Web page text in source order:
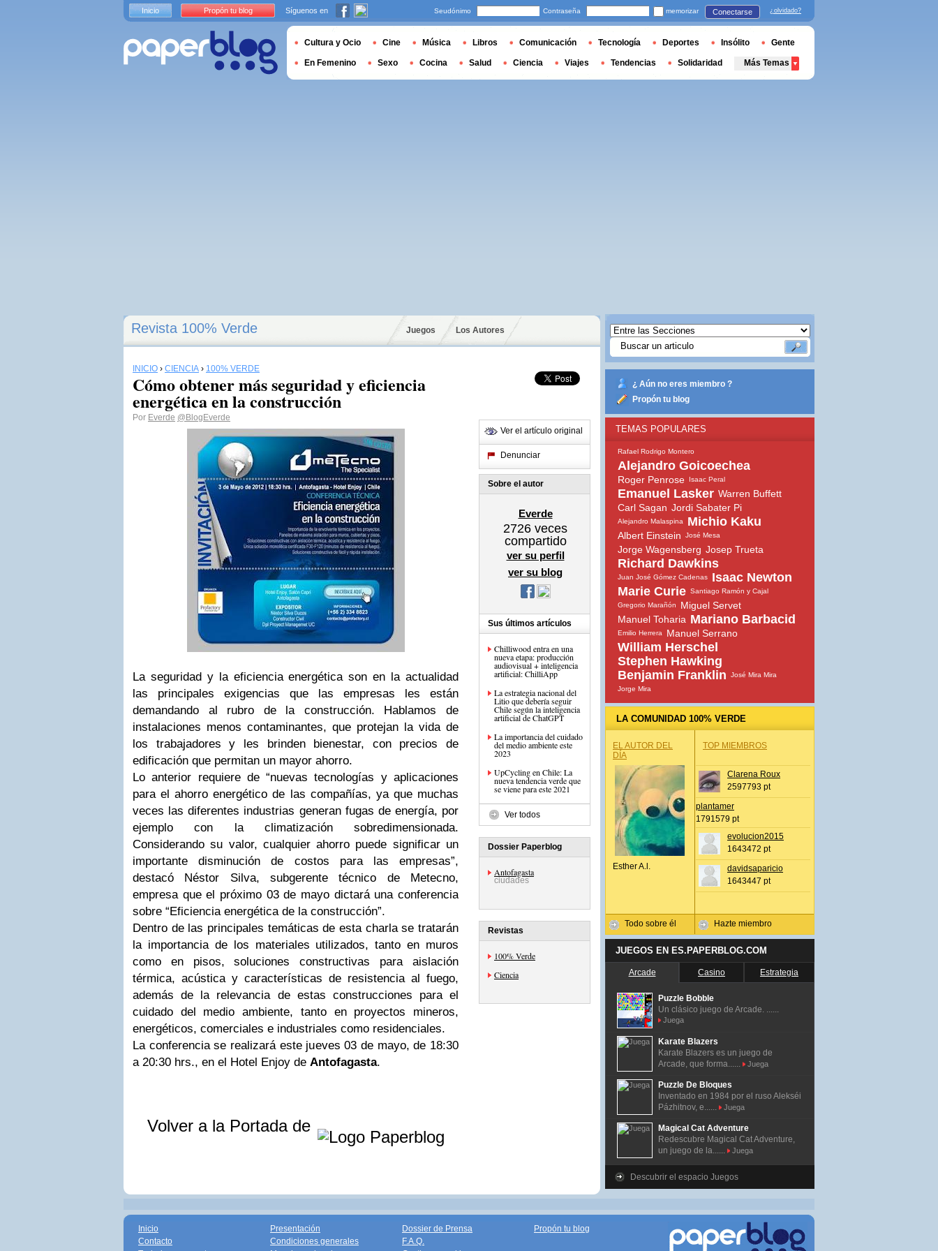
Revista 100% Verde Juegos Los Autores
INICIO › CIENCIA › 100% VERDE
Cómo obtener más seguridad y eficiencia
energética en la construcción
Por Everde @BlogEverde
La seguridad y la eficiencia energética son en la actualidad
las principales exigencias que las empresas les están
demandando al rubro de la construcción. Hablamos de
instalaciones menos contaminantes, que protejan la vida de
los trabajadores y les brinden bienestar, con precios de
edificación que permitan un mayor ahorro.
Lo anterior requiere de “nuevas tecnologías y aplicaciones
para el ahorro energético de las compañías, ya que muchas
veces las diferentes industrias generan fugas de energía, por
ejemplo con la climatización sobredimensionada.
Considerando su valor, cualquier ahorro puede significar un
importante disminución de costos para las empresas”,
destacó Néstor Silva, subgerente técnico de Metecno,
empresa que el próximo 03 de mayo dictará una conferencia
sobre “Eficiencia energética de la construcción”.
Dentro de las principales temáticas de esta charla se tratarán
la importancia de los materiales utilizados, tanto en muros
como en pisos, soluciones constructivas para aislación
térmica, acústica y características de resistencia al fuego,
además de la relevancia de estas construcciones para el
cuidado del medio ambiente, tanto en proyectos mineros,
energéticos, comerciales e industriales como residenciales.
La conferencia se realizará este jueves 03 de mayo, de 18:30
a 20:30 hrs., en el Hotel Enjoy de Antofagasta.
Volver a la Portada de
Ver el artículo original
Denunciar
Sobre el autor
Everde
2726 veces
compartido
ver su perfil
ver su blog
Sus últimos artículos
Chilliwood entra en una
nueva etapa: producción
audiovisual + inteligencia
artificial: ChilliApp
La estrategia nacional del
Litio que debería seguir
Chile según la inteligencia
artificial de ChatGPT
La importancia del cuidado
del medio ambiente este
2023
UpCycling en Chile: La
nueva tendencia verde que
se viene para este 2021
Ver todos
Dossier Paperblog
Antofagasta
ciudades
Revistas
100% Verde
Ciencia
¿ Aún no eres miembro ?
Propón tu blog
TEMAS POPULARES
Rafael Rodrigo Montero
Alejandro Goicoechea
Roger Penrose Isaac Peral
Emanuel Lasker Warren Buffett
Carl Sagan Jordi Sabater Pi
Alejandro Malaspina Michio Kaku
Albert Einstein José Mesa
Jorge Wagensberg Josep Trueta
Richard Dawkins
Juan José Gómez Cadenas
Isaac Newton
Marie Curie Santiago Ramón y Cajal
Gregorio Marañón
Miguel Servet
Manuel Toharia Mariano Barbacid
Emilio Herrera Manuel Serrano
William Herschel
Stephen Hawking
Benjamin Franklin
José Mira Mira
Jorge Mira
LA COMUNIDAD 100% VERDE
EL AUTOR DEL
DÍA
Esther A.l.
Todo sobre él
TOP MIEMBROS
Clarena Roux
2597793 pt
plantamer
1791579 pt
evolucion2015
1643472 pt
davidsaparicio
1643447 pt
Hazte miembro
JUEGOS EN ES.PAPERBLOG.COM
Arcade Casino Estrategia
Puzzle Bobble
Un clásico juego de Arcade. ......
Juega
Karate Blazers
Karate Blazers es un juego de
Arcade, que forma......
Juega
Puzzle De Bloques
Inventado en 1984 por el ruso Alekséi
Pázhitnov, e......
Juega
Magical Cat Adventure
Redescubre Magical Cat Adventure,
un juego de la......
Juega
Descubrir el espacio Juegos
Inicio Propón tu blog Síguenos en Seudónimo Contraseña memorizar Conectarse ¿olvidado?
Cultura y Ocio Cine Música Libros Comunicación Tecnología Deportes Insólito Gente
En Femenino Sexo Cocina Salud Ciencia Viajes Tendencias Solidaridad Más Temas
Inicio
Contacto
Presentación
Condiciones generales
Dossier de Prensa
F.A.Q.
Propón tu blog